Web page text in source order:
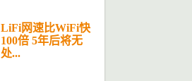
LiFi网速比WiFi快
100倍 5年后将无
处...